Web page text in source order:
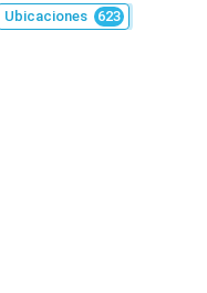
Ubicaciones 623